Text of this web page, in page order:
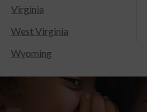
Virginia
West Virginia
Wyoming